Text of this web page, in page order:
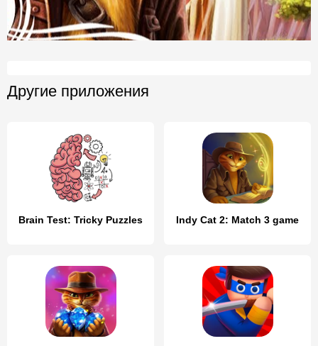
Другие приложения
Brain Test: Tricky Puzzles Indy Cat 2: Match 3 game